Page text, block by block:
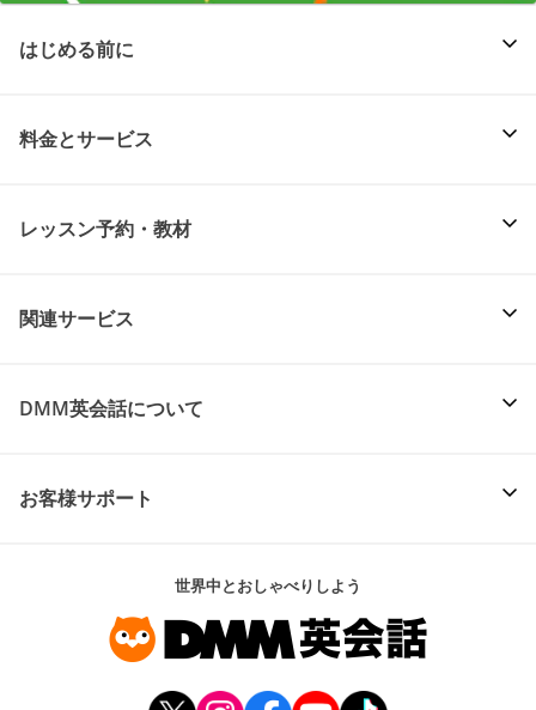
はじめる前に
料金とサービス
レッスン予約・教材
関連サービス
DMM英会話について
お客様サポート
世界中とおしゃべりしよう